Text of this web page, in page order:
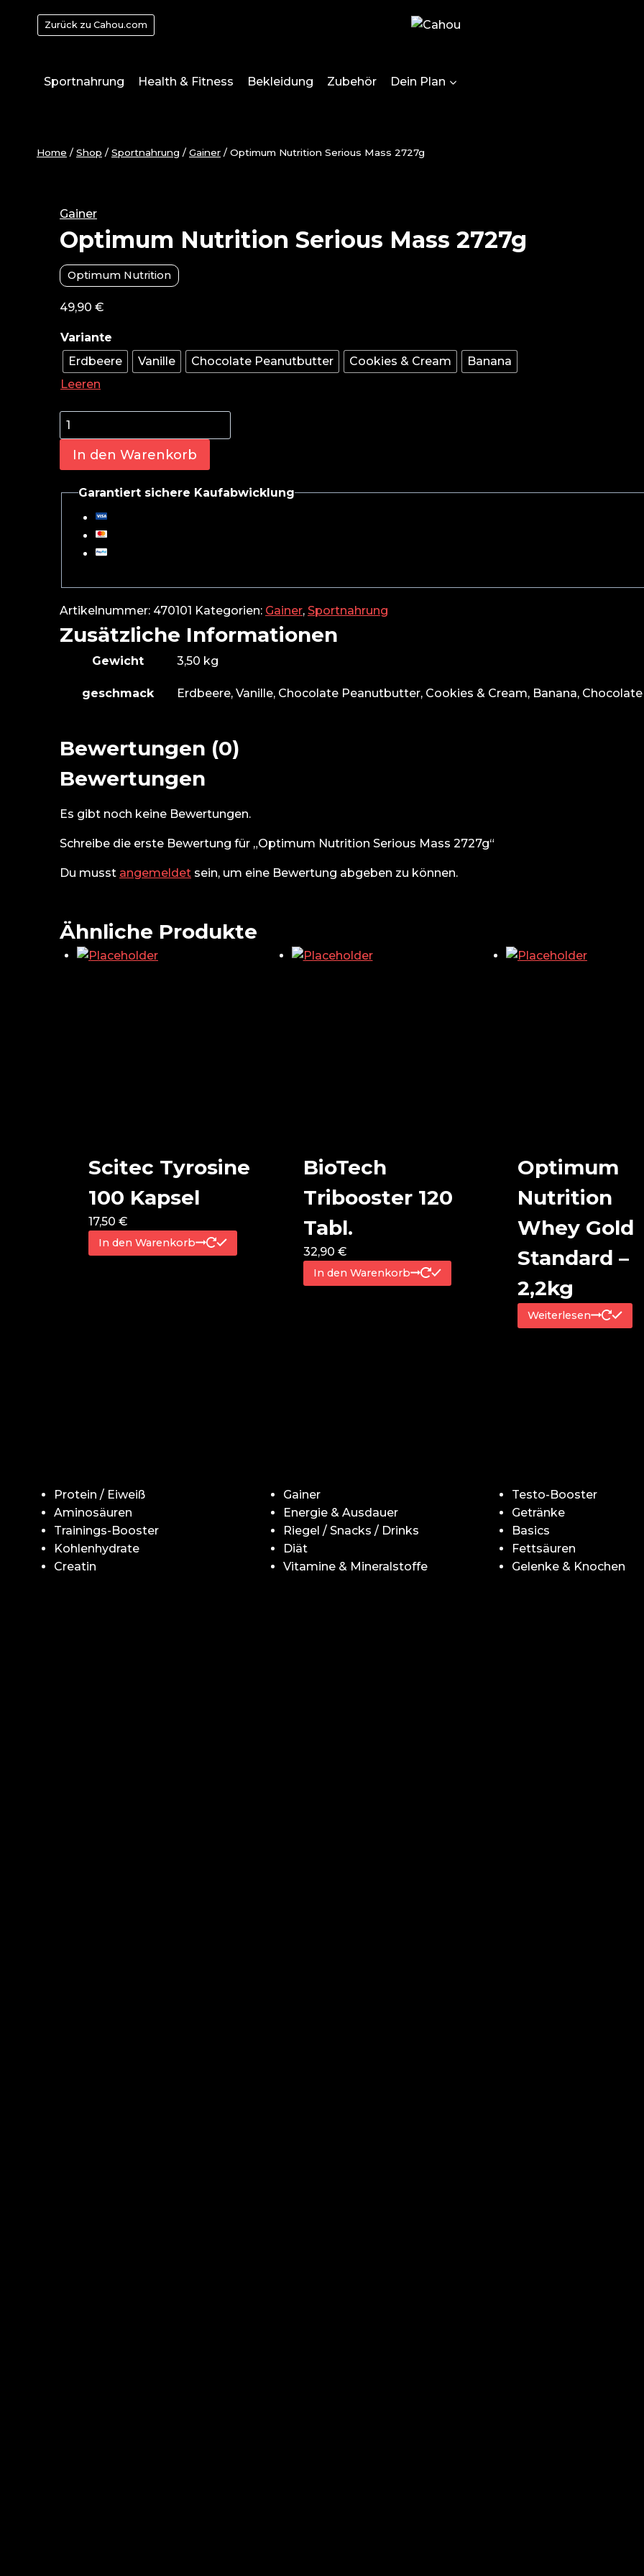
Zurück zu Cahou.com
Sportnahrung Health & Fitness Bekleidung Zubehör Dein Plan
Home / Shop / Sportnahrung / Gainer / Optimum Nutrition Serious Mass 2727g
Gainer
Optimum Nutrition Serious Mass 2727g
Optimum Nutrition
49,90 €
Erdbeere Vanille Chocolate Peanutbutter Cookies & Cream
Banana
Leeren
Optimum
Nutrition
Serious
Mass
2727g
Menge
In den Warenkorb
Garantiert sichere Kaufabwicklung
Artikelnummer: 470101 Kategorien: Gainer, Sportnahrung
Zusätzliche Informationen
Gewicht 3,50 kg
geschmack Erdbeere, Vanille, Chocolate Peanutbutter, Cookies & Cream, Banana, Chocolate
Bewertungen (0)
Bewertungen
Es gibt noch keine Bewertungen.
Schreibe die erste Bewertung für „Optimum Nutrition Serious Mass 2727g“
Du musst angemeldet sein, um eine Bewertung abgeben zu können.
Ähnliche Produkte
Scitec Tyrosine
100 Kapsel
17,50 €
In den Warenkorb
BioTech
Tribooster 120
Tabl.
32,90 €
In den Warenkorb
Optimum
Nutrition
Whey Gold
Standard –
2,2kg
Weiterlesen
Protein / Eiweiß
Aminosäuren
Trainings-Booster
Kohlenhydrate
Creatin
Gainer
Energie & Ausdauer
Riegel / Snacks / Drinks
Diät
Vitamine & Mineralstoffe
Testo-Booster
Getränke
Basics
Fettsäuren
Gelenke & Knochen